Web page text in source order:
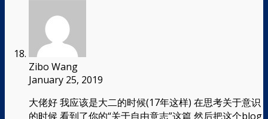
Zibo Wang
January 25, 2019
大佬好 我应该是大二的时候(17年这样) 在思考关于意识
的时候 看到了你的“关于自由意志”这篇 然后把这个blog